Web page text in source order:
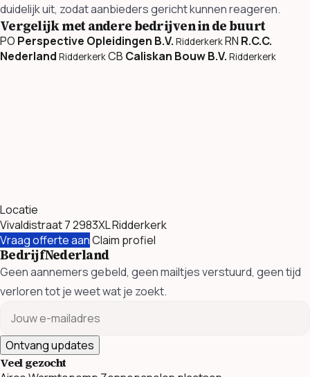
duidelijk uit, zodat aanbieders gericht kunnen reageren.
Vergelijk met andere bedrijven in de buurt
PO Perspective Opleidingen B.V. RidderkerkRN R.C.C.
Nederland RidderkerkCB Caliskan Bouw B.V. Ridderkerk
Locatie
Vivaldistraat 7 2983XL Ridderkerk
Vraag offerte aanClaim profiel
BedrijfNederland
Geen aannemers gebeld, geen mailtjes verstuurd, geen tijd
verloren tot je weet wat je zoekt.
Ontvang updates
Veel gezocht